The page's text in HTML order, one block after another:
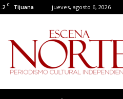
C Tijuana jueves, agosto 6, 2026
Norte